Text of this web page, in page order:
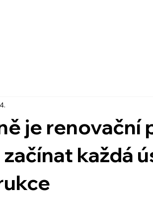
je renovační
každá